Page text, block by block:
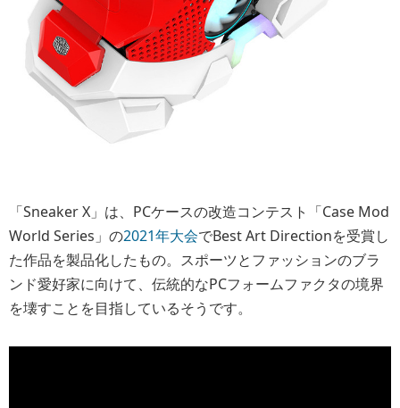
「Sneaker X」は、PCケースの改造コンテスト「Case Mod
World Series」の2021年大会でBest Art Directionを受賞し
た作品を製品化したもの。スポーツとファッションのブラ
ンド愛好家に向けて、伝統的なPCフォームファクタの境界
を壊すことを目指しているそうです。